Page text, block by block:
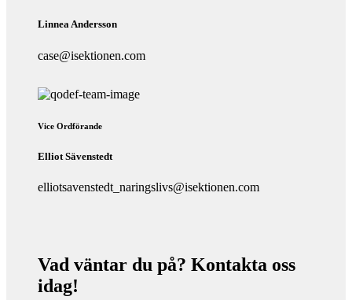
Linnea Andersson
case@isektionen.com
Vice Ordförande
Elliot Sävenstedt
elliotsavenstedt_naringslivs@isektionen.com
Vad väntar du på? Kontakta oss
idag!